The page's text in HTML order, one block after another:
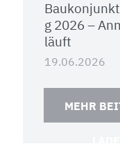
g 2026 –
läuft
19.06.2026
MEHR